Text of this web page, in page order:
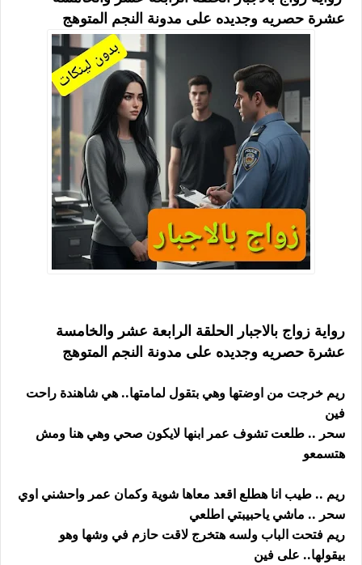
عشرة حصريه وجديده على مدونة النجم المتوهج
رواية زواج بالاجبار الحلقة الرابعة عشر والخامسة
عشرة حصريه وجديده على مدونة النجم المتوهج
ريم خرجت من اوضتها وهي بتقول لمامتها.. هي شاهندة راحت
فين
سحر .. طلعت تشوف عمر ابنها لايكون صحي وهي هنا ومش
هتسمعو
ريم .. طيب انا هطلع اقعد معاها شوية وكمان عمر واحشني اوي
سحر .. ماشي ياحبيبتي اطلعي
ريم فتحت الباب ولسه هتخرج لاقت حازم في وشها وهو
بيقولها.. على فين